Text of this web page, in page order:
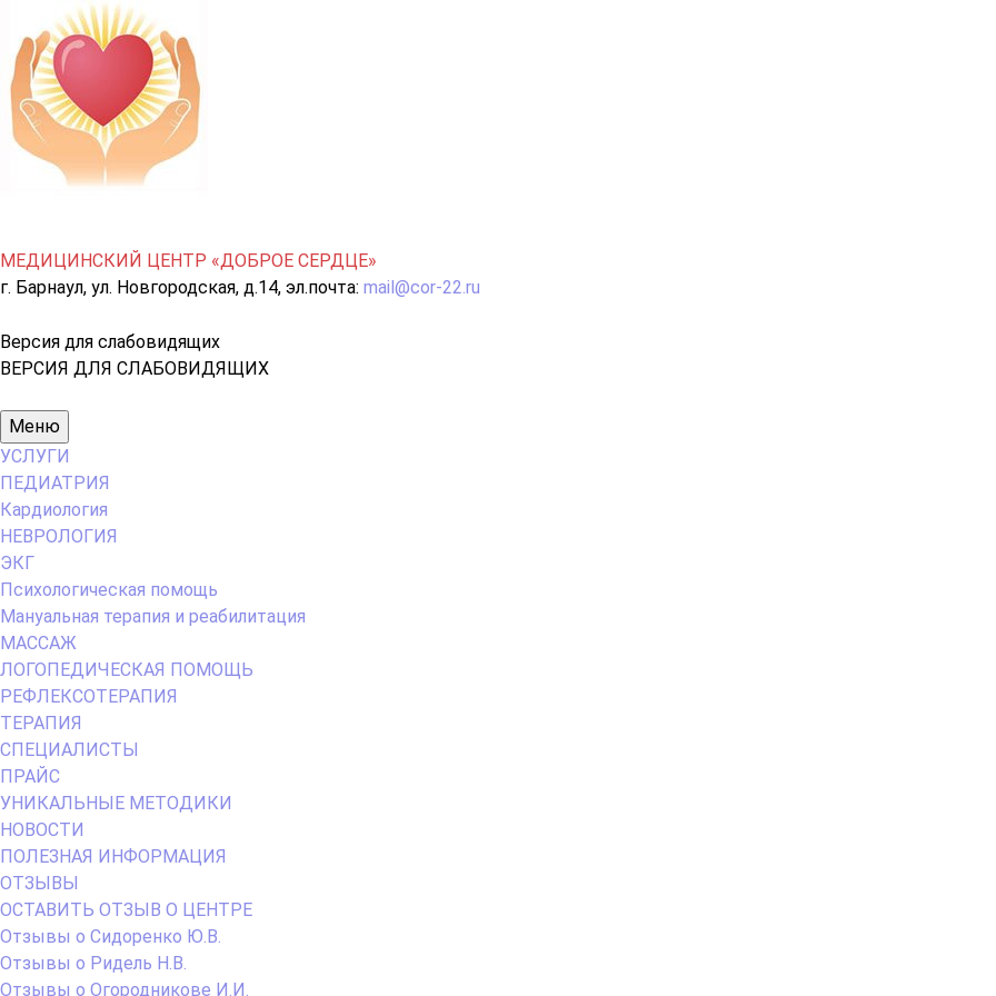
МЕДИЦИНСКИЙ ЦЕНТР «ДОБРОЕ СЕРДЦЕ»
г. Барнаул, ул. Новгородская, д.14, эл.почта: mail@cor-22.ru
Версия для слабовидящих
ВЕРСИЯ ДЛЯ СЛАБОВИДЯЩИХ
Основное
меню
Меню
УСЛУГИ
ПЕДИАТРИЯ
Кардиология
НЕВРОЛОГИЯ
ЭКГ
Психологическая помощь
Мануальная терапия и реабилитация
МАССАЖ
ЛОГОПЕДИЧЕСКАЯ ПОМОЩЬ
РЕФЛЕКСОТЕРАПИЯ
ТЕРАПИЯ
СПЕЦИАЛИСТЫ
ПРАЙС
УНИКАЛЬНЫЕ МЕТОДИКИ
НОВОСТИ
ПОЛЕЗНАЯ ИНФОРМАЦИЯ
ОТЗЫВЫ
ОСТАВИТЬ ОТЗЫВ О ЦЕНТРЕ
Отзывы о Сидоренко Ю.В.
Отзывы о Ридель Н.В.
Отзывы о Огородникове И.И.